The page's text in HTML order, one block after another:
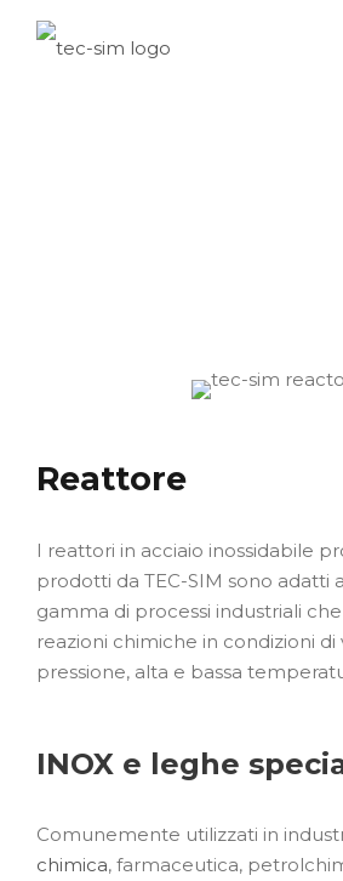
Reattore
I reattori in acciaio inossidabile
prodotti da TEC-SIM sono adatti
gamma di processi industriali
reazioni chimiche in condizioni di
pressione, alta e bassa
INOX e leghe
Comunemente utilizzati in
chimica, farmaceutica,